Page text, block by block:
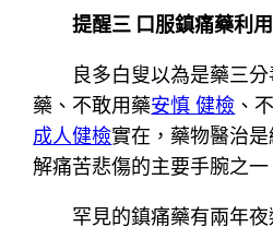
提醒三 口服鎮痛藥利
良多白叟以為是藥三
藥、不敢用藥安慎 健檢 、
成人健檢實在，藥物醫治
解痛苦悲傷的主要手腕之一
罕見的鎮痛藥有兩年夜